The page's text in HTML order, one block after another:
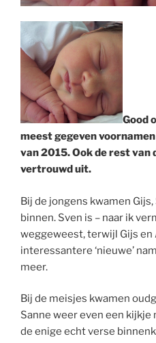
Good
meest gegeven
van 2015. Ook de rest van
vertrouwd uit.
Bij de jongens kwamen
binnen. Sven is – naar ik
weggeweest, terwijl Gijs en
interessantere ‘nieuwe’
meer.
Bij de meisjes kwamen
Sanne weer even een kijkje
de enige echt verse